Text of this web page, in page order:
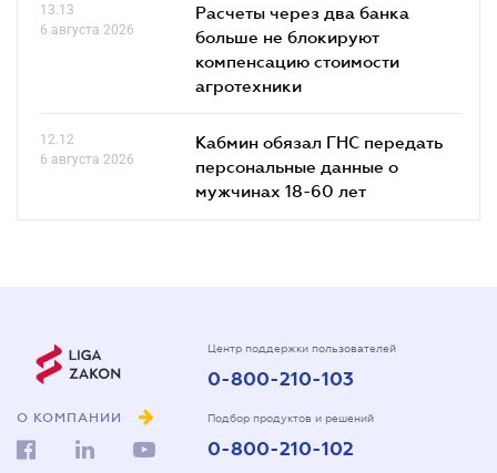
13.13
6 августа 2026
Расчеты через два банка
больше не блокируют
компенсацию стоимости
агротехники
12.12
6 августа 2026
Кабмин обязал ГНС передать
персональные данные о
мужчинах 18-60 лет
О КОМПАНИИ
Центр поддержки пользователей
0-800-210-103
Подбор продуктов и решений
0-800-210-102